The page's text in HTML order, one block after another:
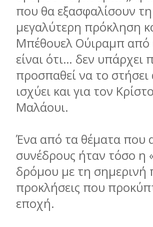
που θα εξασφαλίσουν
μεγαλύτερη πρόκληση
Μπέθουελ Ούιραμπ
είναι ότι… δεν υπάρχει
προσπαθεί να το
ισχύει και για τον
Μαλάουι.
Ένα από τα θέματα που
συνέδρους ήταν τόσο η
δρόμου με τη σημερινή
προκλήσεις που
εποχή.